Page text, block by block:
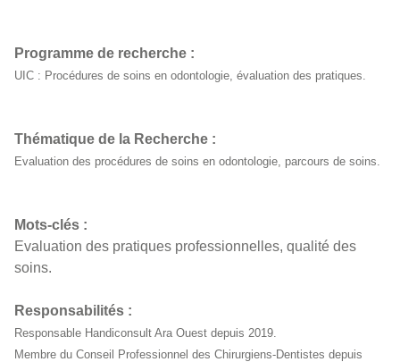
Programme de recherche :
UIC : Procédures de soins en odontologie, évaluation des pratiques.
Thématique de la Recherche :
Evaluation des procédures de soins en odontologie, parcours de soins.
Mots-clés :
Evaluation des pratiques professionnelles, qualité des
soins.
Responsabilités :
Responsable Handiconsult Ara Ouest depuis 2019.
Membre du Conseil Professionnel des Chirurgiens-Dentistes depuis